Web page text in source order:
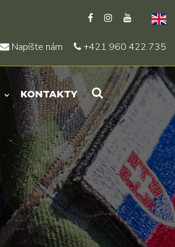
Napíšte nám +421 960 422 735
KONTAKTY